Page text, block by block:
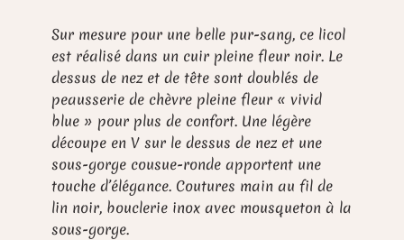
Sur mesure pour une belle pur-sang, ce licol
est réalisé dans un cuir pleine fleur noir. Le
dessus de nez et de tête sont doublés de
peausserie de chèvre pleine fleur « vivid
blue » pour plus de confort. Une légère
découpe en V sur le dessus de nez et une
sous-gorge cousue-ronde apportent une
touche d’élégance. Coutures main au fil de
lin noir, bouclerie inox avec mousqueton à la
sous-gorge.